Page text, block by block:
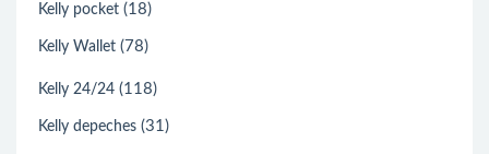
Kelly pocket (18)
Kelly Wallet (78)
Kelly 24/24 (118)
Kelly depeches (31)